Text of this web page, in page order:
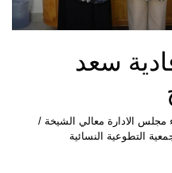
سعد
مجلس الادارة معالي الشيخة /
التطوعية النسائية